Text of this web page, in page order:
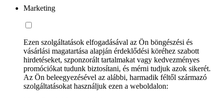
Marketing
Ezen szolgáltatások elfogadásával az Ön böngészési és
vásárlási magatartása alapján érdeklődési köréhez szabott
hirdetéseket, szponzorált tartalmakat vagy kedvezményes
promóciókat tudunk biztosítani, és mérni tudjuk azok sikerét.
Az Ön beleegyezésével az alábbi, harmadik féltől származó
szolgáltatásokat használjuk ezen a weboldalon: